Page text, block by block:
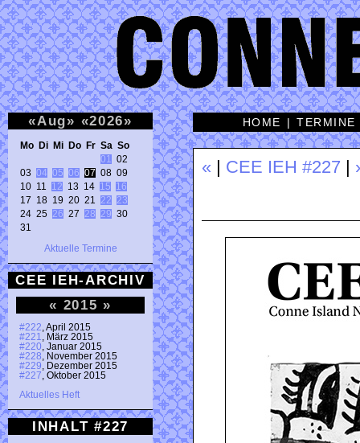
«Aug» «2026»
Mo Di Mi Do Fr Sa So
01
02
03 04 05 06 07 08 09
10 11 12 13 14 15
16
17 18 19 20 21 22
23
24 25 26 27 28 29 30
31
Aktuelle Termine
CEE IEH-ARCHIV
« 2015 »
#222 , April 2015
#221
, März 2015
#220 , Januar 2015
#228 , November 2015
#229 , Dezember 2015
#227 , Oktober 2015
Aktuelles Heft
INHALT #227
HOME |TERMINE
« CEE IEH #227